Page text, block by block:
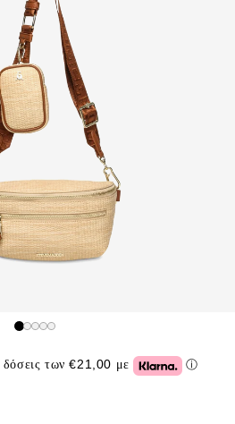
δόσεις των €21,00 με
ⓘ